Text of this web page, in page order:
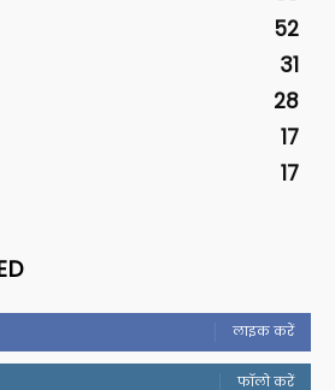
52
31
28
17
17
लाइक करें
फॉलो करें